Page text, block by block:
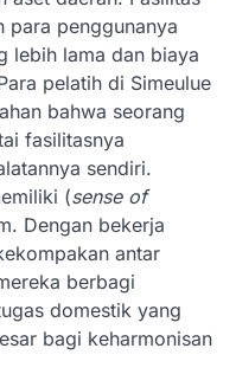
para penggunanya
lebih lama dan biaya
pelatih di Simeulue
bahwa seorang
fasilitasnya
sendiri.
(sense of
Dengan bekerja
antar
berbagi
domestik yang
bagi keharmonisan